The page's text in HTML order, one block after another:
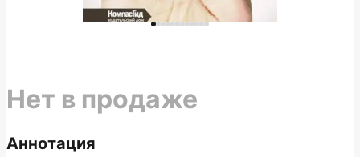
Аннотация
Нет в продаже